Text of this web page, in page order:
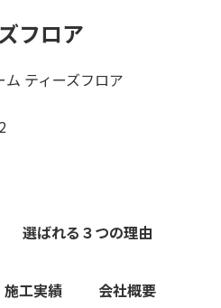
フロア
ティーズフロア
選ばれる３つの理由
施工実績 会社概要